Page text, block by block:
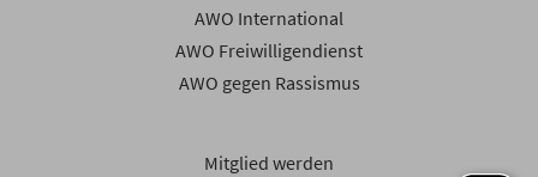
AWO International
AWO Freiwilligendienst
AWO gegen Rassismus
Mitglied werden